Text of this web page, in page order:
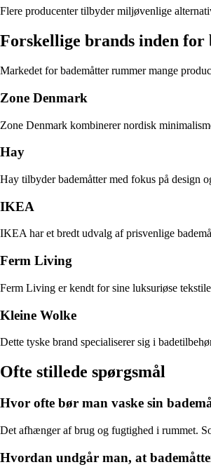
Flere producenter tilbyder miljøvenlige
Forskellige brands inden for
Markedet for bademåtter rummer mange
Zone Denmark
Zone Denmark kombinerer nordisk
Hay
Hay tilbyder bademåtter med fokus på design
IKEA
IKEA har et bredt udvalg af prisvenlige
Ferm Living
Ferm Living er kendt for sine luksuriøse
Kleine Wolke
Dette tyske brand specialiserer sig i
Ofte stillede spørgsmål
Hvor ofte bør man vaske sin
Det afhænger af brug og fugtighed i rummet.
Hvordan undgår man, at